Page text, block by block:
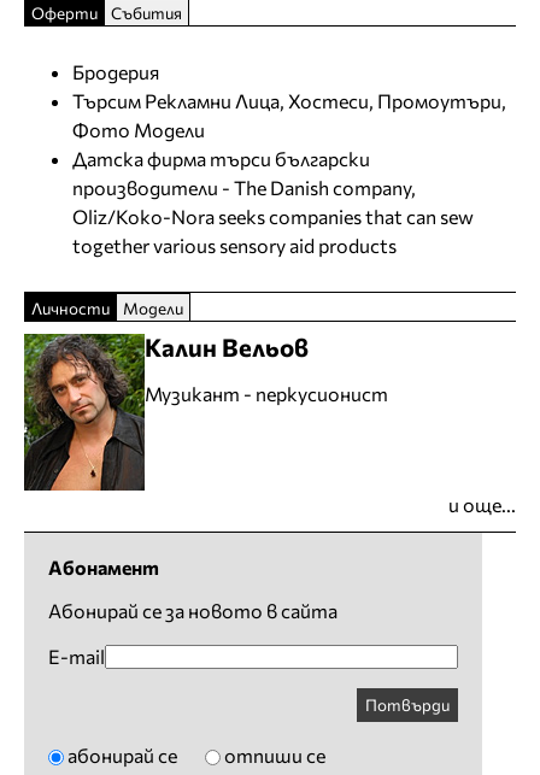
Оферти Събития
Бродерия
Търсим Рекламни Лица, Хостеси, Промоутъри,
Фото Модели
Датска фирма търси български
производители - The Danish company,
Oliz/Koko-Nora seeks companies that can sew
together various sensory aid products
Личности Модели
Калин Вельов
Музикант - перкусионист
и още...
Абонамент
Абонирай се за новото в сайта
E-mail
Потвърди
абонирай се отпиши се